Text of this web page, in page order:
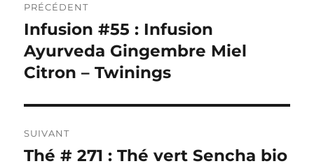
de
l’article
PRÉCÉDENT
Publication
précédente :
Infusion #55 : Infusion
Ayurveda Gingembre Miel
Citron – Twinings
SUIVANT
Publication
Thé # 271 : Thé vert Sencha bio